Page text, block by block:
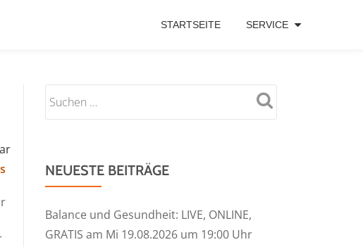
STARTSEITE SERVICE
NEUESTE BEITRÄGE
Balance und Gesundheit: LIVE, ONLINE,
GRATIS am Mi 19.08.2026 um 19:00 Uhr